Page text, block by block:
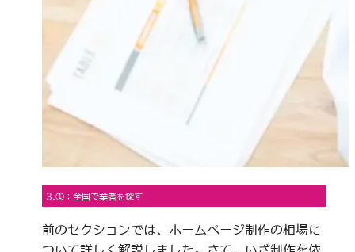
3.①：全国で業者を探す
前のセクションでは、ホームページ制作の相場に
ついて詳しく解説しました。さて、いざ制作を依